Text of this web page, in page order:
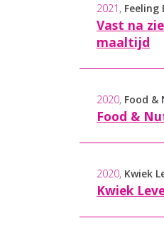
2021 , Feeling
Vast na
maaltijd
2020, Food
Food &
2020, Kwiek
Kwiek